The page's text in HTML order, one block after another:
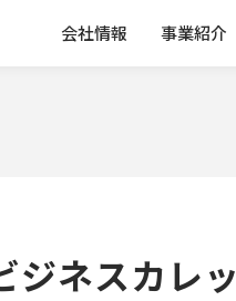
会社情報 事業紹介
ジネスカレッ